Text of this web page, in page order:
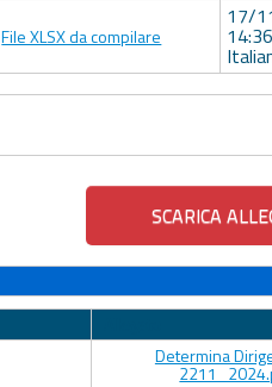
File XLSX da compilare
17/
Determina